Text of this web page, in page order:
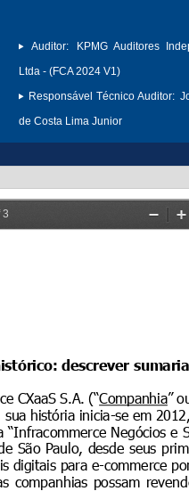
Auditor:
KPMG Auditores
Ltda - (FCA 2024 V1)
Responsável Técnico Auditor:
de Costa Lima Junior